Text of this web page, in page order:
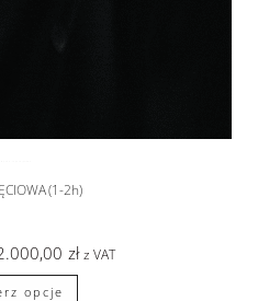
(1-2h)
zł z VAT
opcje